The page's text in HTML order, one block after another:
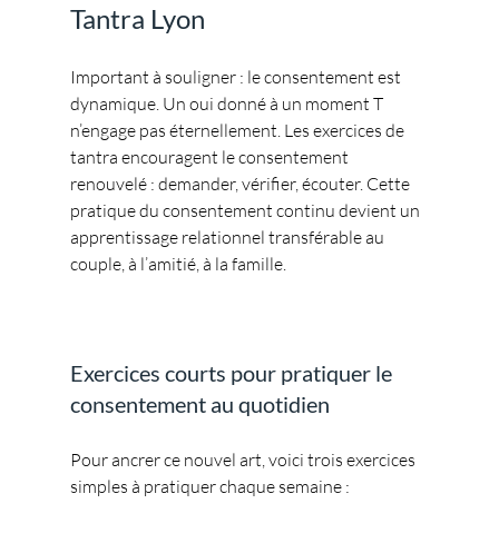
Tantra Lyon
Important à souligner : le consentement est
dynamique. Un oui donné à un moment T
n’engage pas éternellement. Les exercices de
tantra encouragent le consentement
renouvelé : demander, vérifier, écouter. Cette
pratique du consentement continu devient un
apprentissage relationnel transférable au
couple, à l’amitié, à la famille.
Exercices courts pour pratiquer le
consentement au quotidien
Pour ancrer ce nouvel art, voici trois exercices
simples à pratiquer chaque semaine :